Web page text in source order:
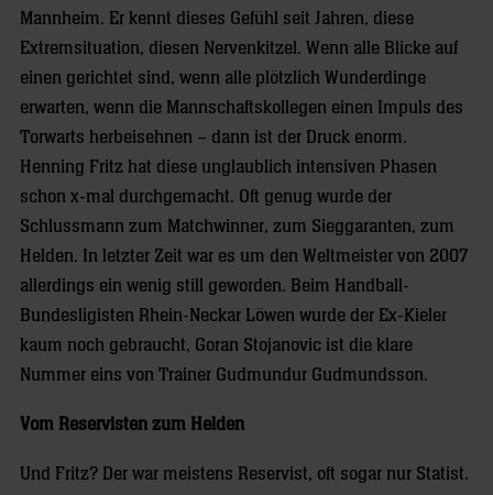
Mannheim. Er kennt dieses Gefühl seit Jahren, diese
Extremsituation, diesen Nervenkitzel. Wenn alle Blicke auf
einen gerichtet sind, wenn alle plötzlich Wunderdinge
erwarten, wenn die Mannschaftskollegen einen Impuls des
Torwarts herbeisehnen – dann ist der Druck enorm.
Henning Fritz hat diese unglaublich intensiven Phasen
schon x-mal durchgemacht. Oft genug wurde der
Schlussmann zum Matchwinner, zum Sieggaranten, zum
Helden. In letzter Zeit war es um den Weltmeister von 2007
allerdings ein wenig still geworden. Beim Handball-
Bundesligisten Rhein-Neckar Löwen wurde der Ex-Kieler
kaum noch gebraucht, Goran Stojanovic ist die klare
Nummer eins von Trainer Gudmundur Gudmundsson.
Vom Reservisten zum Helden
Und Fritz? Der war meistens Reservist, oft sogar nur Statist.